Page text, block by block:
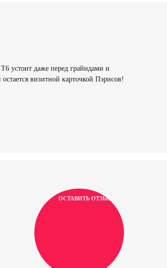
устоит даже перед грайндами и
визитной карточкой Пэрисов!
ОСТАВИТЬ ОТЗЫВ